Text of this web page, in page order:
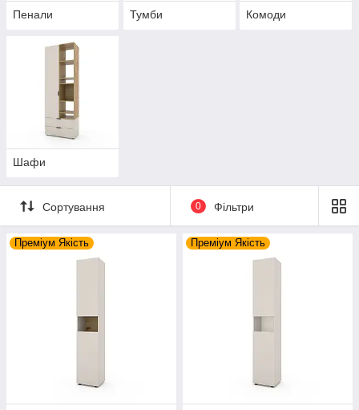
Пенали Тумби Комоди
Шафи
Сортування 0 Фільтри
Преміум Якість Преміум Якість